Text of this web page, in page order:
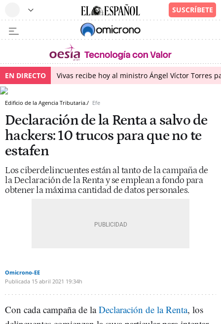
EN DIRECTO Vivas recibe hoy al ministro Ángel Víctor Torres
Edificio de la Agencia Tributaria./ Efe
Declaración de la Renta a salvo de
hackers: 10 trucos para que no te
estafen
Los ciberdelincuentes están al tanto de la campaña de
la Declaración de la Renta y se emplean a fondo para
obtener la máxima cantidad de datos personales.
Omicrono-EE
Publicada 15 abril 2021 19:34h
Con cada campaña de laDeclaración de la Renta, los